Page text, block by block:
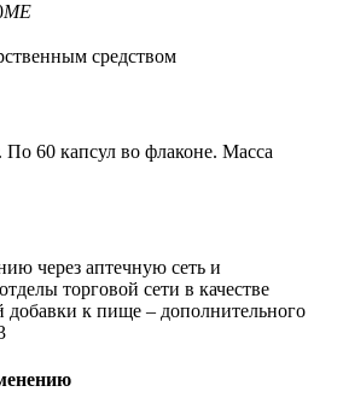
МЕ
средством
60 капсул во флаконе. Масса
через аптечную сеть и
торговой сети в качестве
добавки к пище – дополнительного